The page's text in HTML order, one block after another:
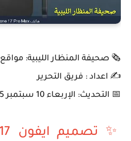
🗞️ صحيفة المنظار الليبية: مواقع
✍️ اعداد : فريق التحرير
📅 التحديث: الإربعاء 10 سبتمبر 2025م